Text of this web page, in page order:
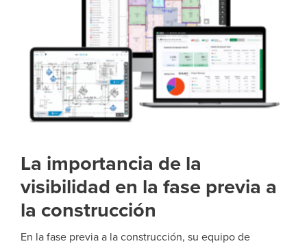
La importancia de la
visibilidad en la fase previa a
la construcción
En la fase previa a la construcción, su equipo de